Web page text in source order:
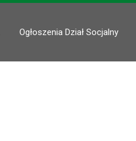
Ogłoszenia Dział Socjalny